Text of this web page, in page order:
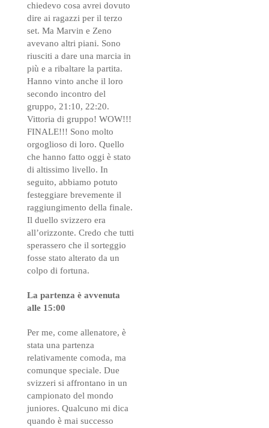
chiedevo cosa avrei dovuto
dire ai ragazzi per il terzo
set. Ma Marvin e Zeno
avevano altri piani. Sono
riusciti a dare una marcia in
più e a ribaltare la partita.
Hanno vinto anche il loro
secondo incontro del
gruppo, 21:10, 22:20.
Vittoria di gruppo! WOW!!!
FINALE!!! Sono molto
orgoglioso di loro. Quello
che hanno fatto oggi è stato
di altissimo livello. In
seguito, abbiamo potuto
festeggiare brevemente il
raggiungimento della finale.
Il duello svizzero era
all’orizzonte. Credo che tutti
sperassero che il sorteggio
fosse stato alterato da un
colpo di fortuna.
La partenza è avvenuta
alle 15:00
Per me, come allenatore, è
stata una partenza
relativamente comoda, ma
comunque speciale. Due
svizzeri si affrontano in un
campionato del mondo
juniores. Qualcuno mi dica
quando è mai successo